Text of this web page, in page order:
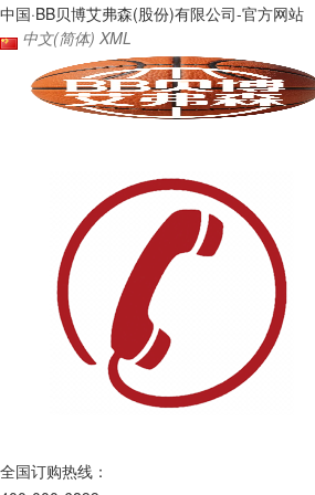
中国·BB贝博艾弗森(股份)有限公司-官方网站
中文(简体) XML
全国订购热线：